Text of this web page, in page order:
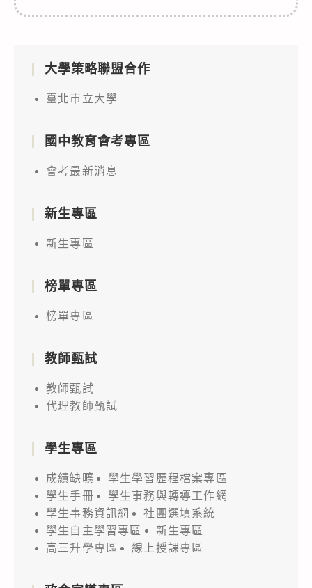
大學策略聯盟合作
臺北市立大學
國中教育會考專區
會考最新消息
新生專區
新生專區
榜單專區
榜單專區
教師甄試
教師甄試
代理教師甄試
學生專區
成績缺曠
學生學習歷程檔案專區
學生手冊
學生事務與轉導工作網
學生事務資訊網
社團選填系統
學生自主學習專區
新生專區
高三升學專區
線上授課專區